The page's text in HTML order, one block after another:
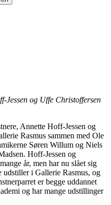
Jessen og Uffe Christoffersen
Annette Hoff-Jessen og
Rasmus sammen med Ole
Søren Willum og Niels
Hoff-Jessen og
år, men har nu slået sig
udstiller i Gallerie Rasmus, og
er begge uddannet
og har mange udstillinger